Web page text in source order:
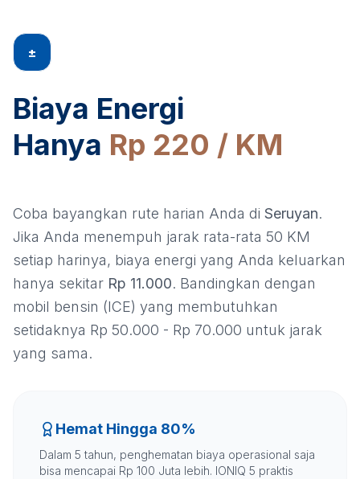
±
Biaya Energi
Hanya Rp 220 / KM
Coba bayangkan rute harian Anda di Seruyan.
Jika Anda menempuh jarak rata-rata 50 KM
setiap harinya, biaya energi yang Anda keluarkan
hanya sekitar Rp 11.000. Bandingkan dengan
mobil bensin (ICE) yang membutuhkan
setidaknya Rp 50.000 - Rp 70.000 untuk jarak
yang sama.
Hemat Hingga 80%
Dalam 5 tahun, penghematan biaya operasional saja
bisa mencapai Rp 100 Juta lebih. IONIQ 5 praktis